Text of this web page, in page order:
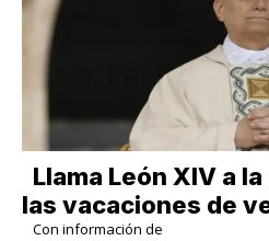
Llama León XIV a
las vacaciones de
Con información de